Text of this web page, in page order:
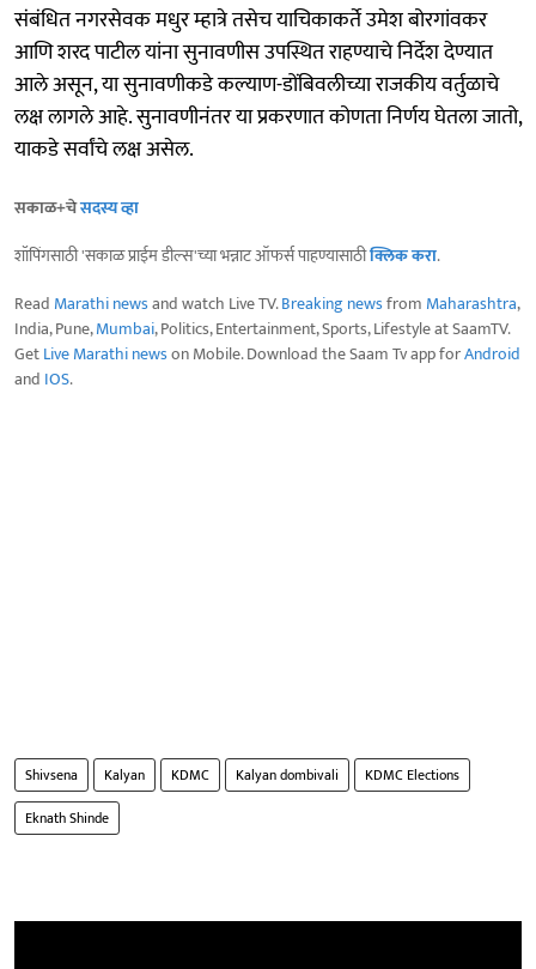
संबंधित नगरसेवक मधुर म्हात्रे तसेच याचिकाकर्ते उमेश बोरगांवकर
आणि शरद पाटील यांना सुनावणीस उपस्थित राहण्याचे निर्देश देण्यात
आले असून, या सुनावणीकडे कल्याण-डोंबिवलीच्या राजकीय वर्तुळाचे
लक्ष लागले आहे. सुनावणीनंतर या प्रकरणात कोणता निर्णय घेतला जातो,
याकडे सर्वांचे लक्ष असेल.
सकाळ+चेसदस्य व्हा
शॉपिंगसाठी 'सकाळ प्राईम डील्स'च्या भन्नाट ऑफर्स पाहण्यासाठीक्लिक करा.
Read Marathi newsand watch Live TV.Breaking newsfrom Maharashtra,
India, Pune,Mumbai, Politics, Entertainment, Sports, Lifestyle at SaamTV.
GetLive Marathi newson Mobile. Download the Saam Tv app forAndroid
and IOS.
Shivsena Kalyan KDMC Kalyan dombivali
KDMC Elections
Eknath Shinde